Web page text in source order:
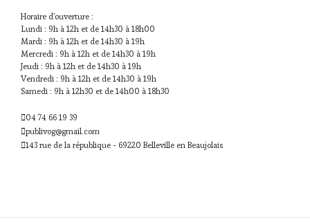
Horaire d'ouverture :
Lundi : 9h à 12h et de 14h30 à 18h00
Mardi : 9h à 12h et de 14h30 à 19h
Mercredi : 9h à 12h et de 14h30 à 19h
Jeudi : 9h à 12h et de 14h30 à 19h
Vendredi : 9h à 12h et de 14h30 à 19h
Samedi : 9h à 12h30 et de 14h00 à 18h30
04 74 66 19 39
publivog@gmail.com
143 rue de la république - 69220 Belleville en Beaujolais